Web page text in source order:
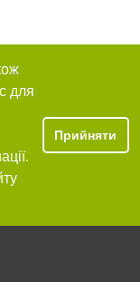
для
Прийняти